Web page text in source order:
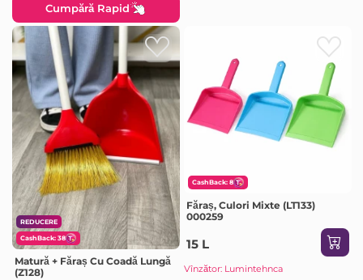
Cumpără Rapid
REDUCERE
CashBack: 38
Matură + Făraș Cu Coadă Lungă
(Z128)
CashBack: 8
Făraș, Culori Mixte (LT133)
000259
15 L
Vînzător: Lumintehnca